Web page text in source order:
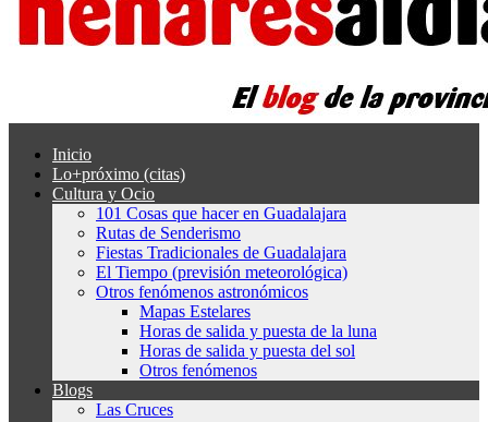
Inicio
Lo+próximo (citas)
Cultura y Ocio
101 Cosas que hacer en Guadalajara
Rutas de Senderismo
Fiestas Tradicionales de Guadalajara
El Tiempo (previsión meteorológica)
Otros fenómenos astronómicos
Mapas Estelares
Horas de salida y puesta de la luna
Horas de salida y puesta del sol
Otros fenómenos
Blogs
Las Cruces